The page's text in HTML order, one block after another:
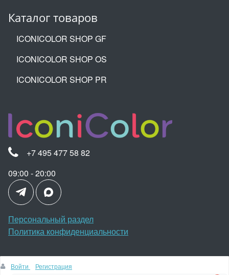
Каталог товаров
ICONICOLOR SHOP GF
ICONICOLOR SHOP OS
ICONICOLOR SHOP PR
+7 495 477 58 82
09:00 - 20:00
Персональный раздел
Политика конфиденциальности
Войти Регистрация